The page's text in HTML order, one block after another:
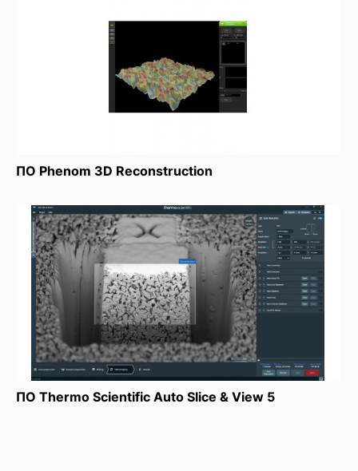
ПО Phenom 3D Reconstruction
ПО Thermo Scientific Auto Slice & View 5